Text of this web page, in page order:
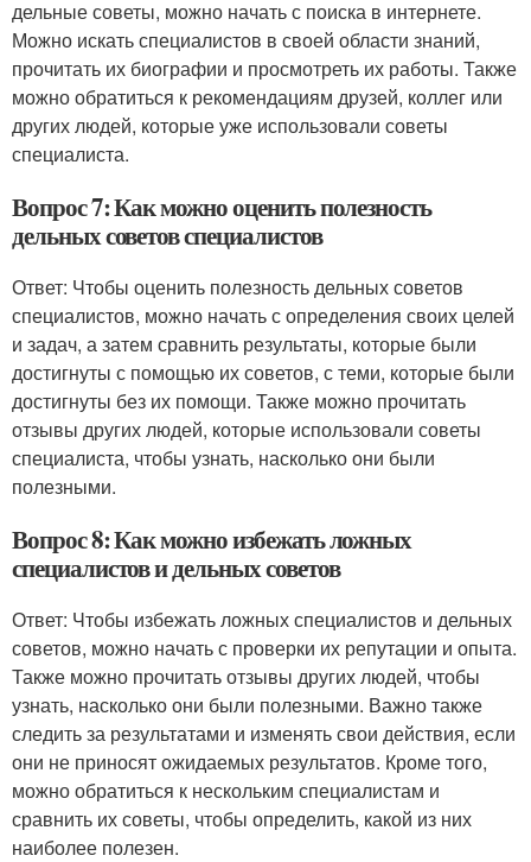
дельные советы, можно начать с поиска в интернете.
Можно искать специалистов в своей области знаний,
прочитать их биографии и просмотреть их работы. Также
можно обратиться к рекомендациям друзей, коллег или
других людей, которые уже использовали советы
специалиста.
Вопрос 7: Как можно оценить полезность
дельных советов специалистов
Ответ: Чтобы оценить полезность дельных советов
специалистов, можно начать с определения своих целей
и задач, а затем сравнить результаты, которые были
достигнуты с помощью их советов, с теми, которые были
достигнуты без их помощи. Также можно прочитать
отзывы других людей, которые использовали советы
специалиста, чтобы узнать, насколько они были
полезными.
Вопрос 8: Как можно избежать ложных
специалистов и дельных советов
Ответ: Чтобы избежать ложных специалистов и дельных
советов, можно начать с проверки их репутации и опыта.
Также можно прочитать отзывы других людей, чтобы
узнать, насколько они были полезными. Важно также
следить за результатами и изменять свои действия, если
они не приносят ожидаемых результатов. Кроме того,
можно обратиться к нескольким специалистам и
сравнить их советы, чтобы определить, какой из них
наиболее полезен.